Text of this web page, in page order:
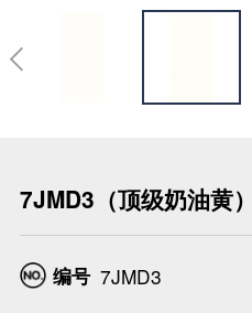

7JMD3（顶级奶油黄）
编号 7JMD3